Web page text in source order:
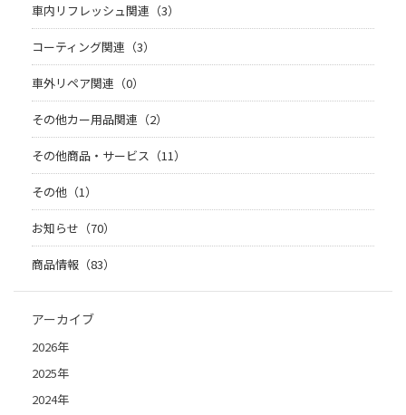
車内リフレッシュ関連（3）
コーティング関連（3）
車外リペア関連（0）
その他カー用品関連（2）
その他商品・サービス（11）
その他（1）
お知らせ（70）
商品情報（83）
アーカイブ
2026年
2025年
2024年